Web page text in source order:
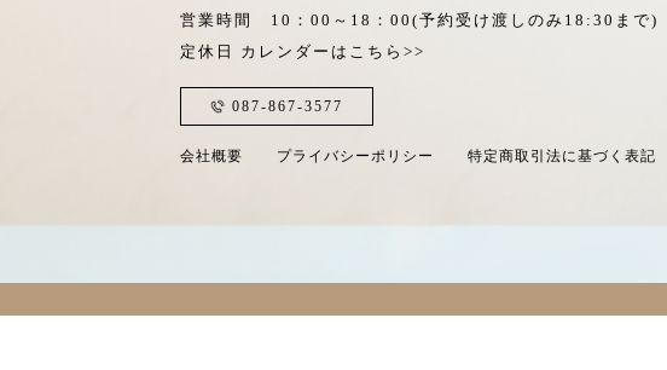
営業時間 10：00～18：00 (予約受け渡しのみ18:30まで)
定休日 カレンダーはこちら>>
087-867-3577
会社概要 プライバシーポリシー 特定商取引法に基づく表記